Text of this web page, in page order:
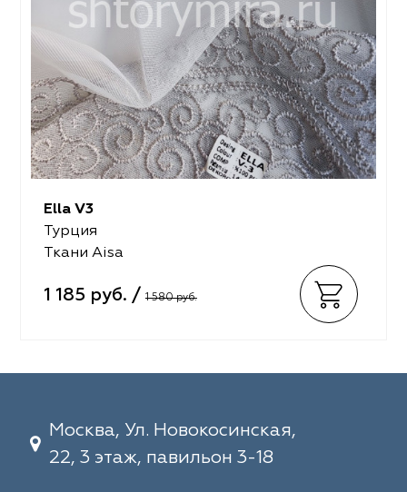
Ella V3
Турция
Ткани Aisa
1 185 руб. / 1 580 руб.
Москва, Ул. Новокосинская,
22, 3 этаж, павильон 3-18